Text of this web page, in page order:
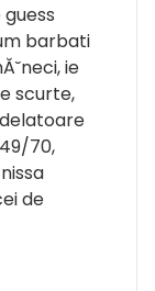
barbati
ie
scurte,
70,
de